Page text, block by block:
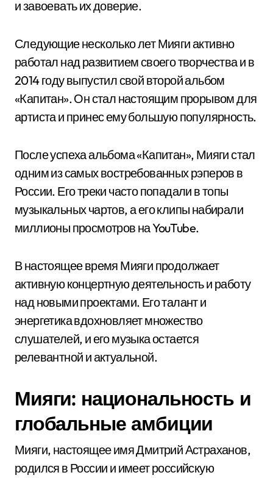
и завоевать их доверие.
Следующие несколько лет Мияги активно
работал над развитием своего творчества и в
2014 году выпустил свой второй альбом
«Капитан». Он стал настоящим прорывом для
артиста и принес ему большую популярность.
После успеха альбома «Капитан», Мияги стал
одним из самых востребованных рэперов в
России. Его треки часто попадали в топы
музыкальных чартов, а его клипы набирали
миллионы просмотров на YouTube.
В настоящее время Мияги продолжает
активную концертную деятельность и работу
над новыми проектами. Его талант и
энергетика вдохновляет множество
слушателей, и его музыка остается
релевантной и актуальной.
Мияги: национальность и
глобальные амбиции
Мияги, настоящее имя Дмитрий Астраханов,
родился в России и имеет российскую